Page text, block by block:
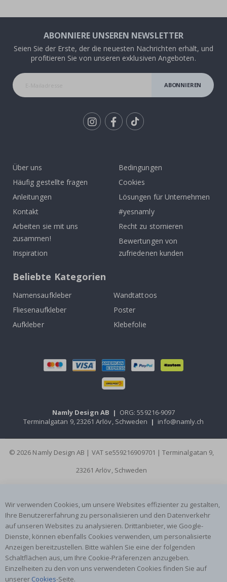
ABONNIERE UNSEREN NEWSLETTER
Seien Sie der Erste, der die neuesten Nachrichten erhält, und
profitieren Sie von unseren exklusiven Angeboten.
ABONNIEREN
Über uns
Häufig gestellte fragen
Anleitungen
Kontakt
Arbeiten sie mit uns
zusammen!
Inspiration
Bedingungen
Cookies
Lösungen für Unternehmen
#yesnamly
Recht zu stornieren
Bewertungen von
zufriedenen kunden
Beliebte Kategorien
Namensaufkleber
Wandtattoos
Fliesenaufkleber
Poster
Aufkleber
Klebefolie
Namly Design AB | ORG: 559216-9097
Terminalgatan 9, 23261 Arlöv, Schweden | info@namly.ch
© 2026 Namly Design AB | VAT se559216909701 | Terminalgatan 9,
23261 Arlöv, Schweden
Wir verwenden Cookies, um unsere Websites effizienter zu gestalten,
Ihre Benutzererfahrung zu personalisieren und den Datenverkehr
auf unseren Websites zu analysieren. Drittanbieter, wie Google-
Dienste, können ebenfalls Cookies verwenden, um personalisierte
Anzeigen bereitzustellen. Bitte wählen Sie eine der folgenden
Schaltflächen aus, um Ihre Cookie-Präferenzen anzugeben.
Einzelheiten zu den von uns verwendeten Cookies finden Sie auf
unserer Cookies-Seite.